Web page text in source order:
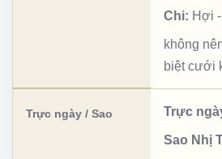
Chi: Hợi -
không
biệt cưới
Trực ngày / Sao Trực
Sao Nhị